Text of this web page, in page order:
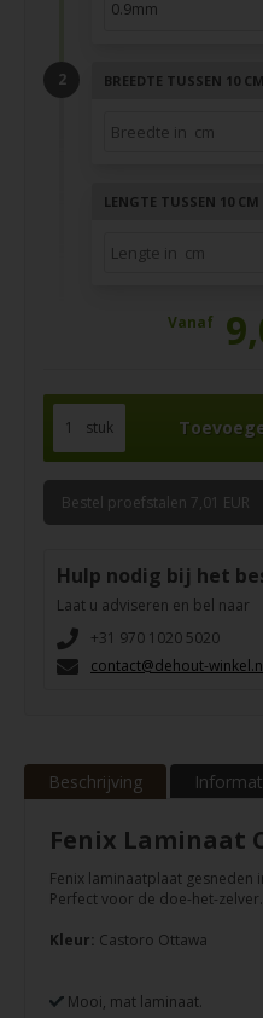
BREEDTE TUSSEN 10
LENGTE TUSSEN 10 CM
Vanaf
stuk
Bestel proefstalen 7,01 EUR
Hulp nodig bij het
Laat u adviseren en bel naar
+31 970 1020 5020
contact@dehout-
Beschrijving
Fenix Laminaat
Fenix laminaatplaat gesneden
Perfect voor de doe-het-zelver.
Kleur: Castoro Ottawa
Mooi, mat laminaat.